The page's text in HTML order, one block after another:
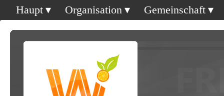
Haupt Organisation Gemeinschaft